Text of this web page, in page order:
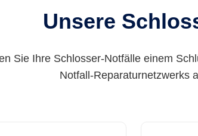
Unsere
Sie Ihre Schlosser-Notfälle einem
Notfall-Reparaturnetzwerks